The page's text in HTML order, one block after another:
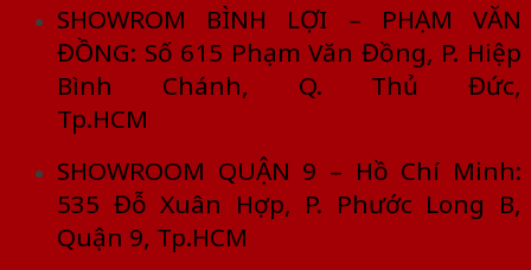
SHOWROM BÌNH LỢI – PHẠM VĂN
ĐỒNG: Số 615 Phạm Văn Đồng, P. Hiệp
Bình Chánh, Q. Thủ Đức,
Tp.HCM
SHOWROOM QUẬN 9 – Hồ Chí Minh:
535 Đỗ Xuân Hợp, P. Phước Long B,
Quận 9, Tp.HCM